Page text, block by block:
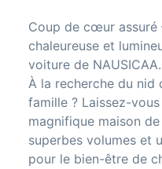
Coup de cœur assuré
chaleureuse et
voiture de NAUSICAA.
À la recherche du
famille ? Laissez-
magnifique maison
superbes volumes et
pour le bien-être de